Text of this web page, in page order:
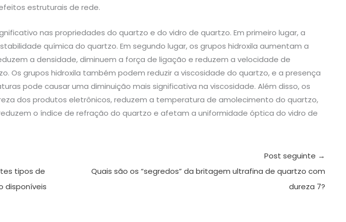
estruturais de rede.
nas propriedades do quartzo e do vidro de quartzo. Em primeiro lugar, a
química do quartzo. Em segundo lugar, os grupos hidroxila aumentam a
a densidade, diminuem a força de ligação e reduzem a velocidade de
Os grupos hidroxila também podem reduzir a viscosidade do quartzo, e a presença
pode causar uma diminuição mais significativa na viscosidade. Além disso, os
dos produtos eletrônicos, reduzem a temperatura de amolecimento do quartzo,
o índice de refração do quartzo e afetam a uniformidade óptica do vidro de
tipos de
disponíveis
Post seguinte →
Quais são os “segredos” da britagem ultrafina de quartzo com
dureza 7?